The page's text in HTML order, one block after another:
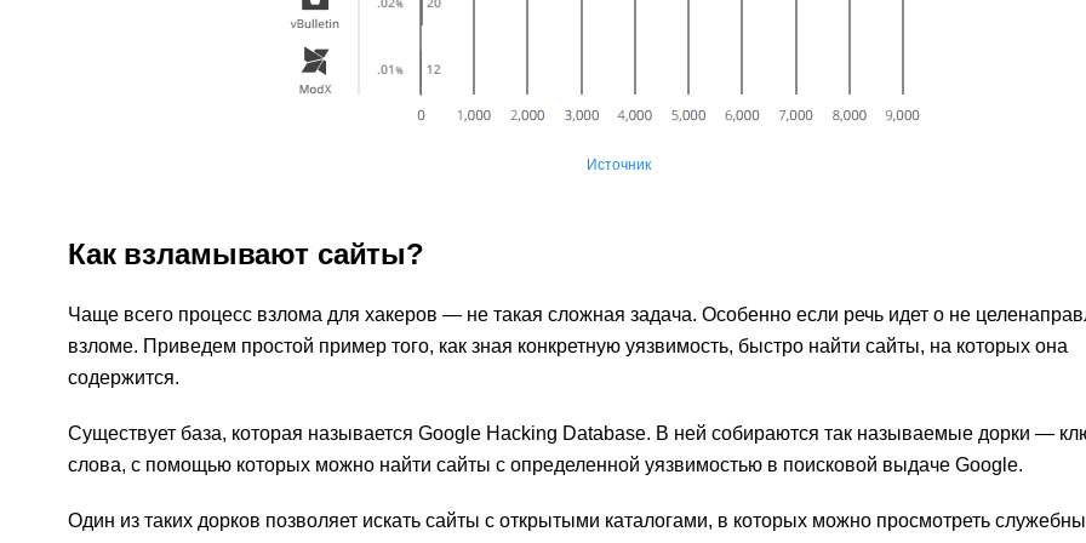
Источник
Как взламывают сайты?
Чаще всего процесс взлома для хакеров — не такая сложная задача. Особенно если речь идет о не
взломе. Приведем простой пример того, как зная конкретную уязвимость, быстро найти сайты, на которых она
содержится.
Существует база, которая называется Google Hacking Database. В ней собираются так называемые дорки —
слова, с помощью которых можно найти сайты с определенной уязвимостью в поисковой выдаче Google.
Один из таких дорков позволяет искать сайты с открытыми каталогами, в которых можно просмотреть